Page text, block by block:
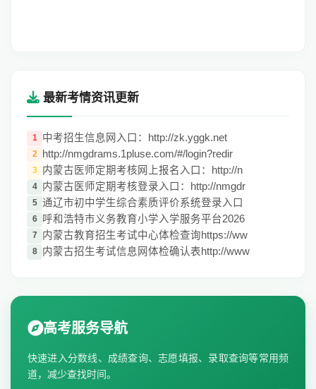
最新考情资讯更新
1 中考招生信息网入口：http://zk.yggk.net
2 http://nmgdrams.1pluse.com/#/login?redir
3 内蒙古医师定期考核网上报名入口：http://n
4 内蒙古医师定期考核登录入口：http://nmgdr
5 通辽市初中学生综合素质评价系统登录入口
6 呼和浩特市义务教育小学入学服务平台2026
7 内蒙古教育招生考试中心体检查询https://ww
8 内蒙古招生考试信息网体检确认表http://www
高考服务导航
快速进入分数线、成绩查询、志愿填报、录取查询等常用频
道，减少查找时间。